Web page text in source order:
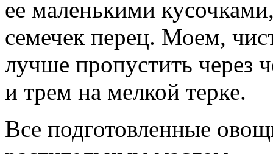
ее маленькими
семечек перец. Моем,
лучше пропустить через
и трем на мелкой терке.
Все подготовленные